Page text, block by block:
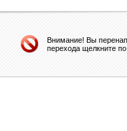
Внимание! Вы
перехода щелкните